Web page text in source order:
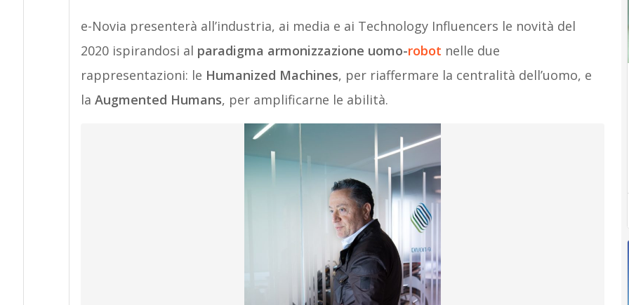
e-Novia presenterà all’industria, ai media e ai Technology Influencers le novità del
2020 ispirandosi al paradigma armonizzazione uomo-robot nelle due
rappresentazioni: le Humanized Machines, per riaffermare la centralità dell’uomo, e
la Augmented Humans, per amplificarne le abilità.